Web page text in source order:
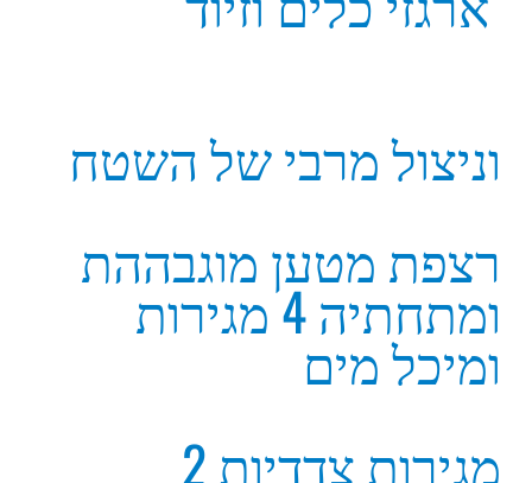
ומיכל מים
מיכל מים
מותאם לגד"ש תיקוני
שטח בחקלאות, ציוד
כבד
תקוני משאיות